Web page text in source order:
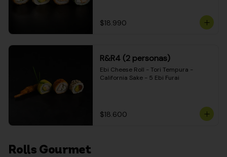
ciboulette) 10 (Pollo teriyaki - palta -
envuelto en queso crema)
$18.990
R&R4 (2 personas)
Ebi Cheese Roll - Tori Tempura -
California Sake - 5 Ebi Furai
$18.600
Rolls Gourmet